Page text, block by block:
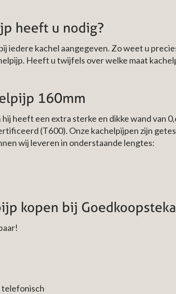
heeft u nodig?
iedere kachel aangegeven. Zo weet u
Heeft u twijfels over welke maat
160mm
heeft een extra sterke en dikke wand van
(T600). Onze kachelpijpen zijn
wij leveren in onderstaande lengtes:
kopen bij
telefonisch